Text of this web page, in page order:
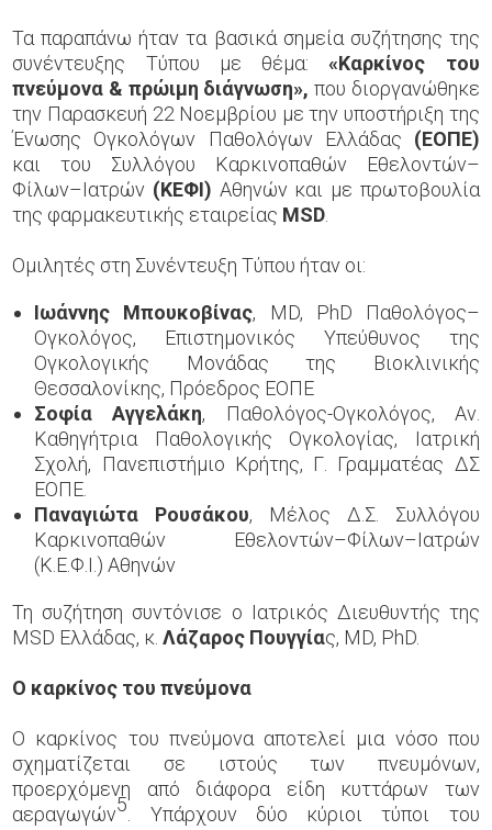
Τα παραπάνω ήταν τα βασικά σημεία συζήτησης της
συνέντευξης Τύπου με θέμα:«Καρκίνος του
πνεύμονα & πρώιμη διάγνωση»,που διοργανώθηκε
την Παρασκευή 22 Νοεμβρίου με την υποστήριξη της
Ένωσης Ογκολόγων Παθολόγων Ελλάδας (ΕΟΠΕ)
και του Συλλόγου Καρκινοπαθών Εθελοντών–
Φίλων–Ιατρών (ΚΕΦΙ) Αθηνών και με πρωτοβουλία
της φαρμακευτικής εταιρείας MSD
Ομιλητές στη Συνέντευξη Τύπου ήταν οι:
Ιωάννης Μπουκοβίνας, MD, PhD Παθολόγος–
Ογκολόγος, Επιστημονικός Υπεύθυνος της
Ογκολογικής Μονάδας της Βιοκλινικής
Θεσσαλονίκης, Πρόεδρος ΕΟΠΕ
Σοφία Αγγελάκη, Παθολόγος-Ογκολόγος, Αν.
Καθηγήτρια Παθολογικής Ογκολογίας, Ιατρική
Σχολή, Πανεπιστήμιο Κρήτης, Γ. Γραμματέας ΔΣ
ΕΟΠΕ.
Παναγιώτα Ρουσάκου, Μέλος Δ.Σ. Συλλόγου
Καρκινοπαθών Εθελοντών–Φίλων–Ιατρών
(Κ.Ε.Φ.Ι.) Αθηνών
Τη συζήτηση συντόνισε ο Ιατρικός Διευθυντής της
MSD Ελλάδας, κ.Λάζαρος Πουγγίας, MD, PhD.
Ο καρκίνος του πνεύμονα
Ο καρκίνος του πνεύμονα αποτελεί μια νόσο που
σχηματίζεται σε ιστούς των πνευμόνων,
προερχόμενη από διάφορα είδη κυττάρων των
αεραγωγών5 . Υπάρχουν δύο κύριοι τύποι του